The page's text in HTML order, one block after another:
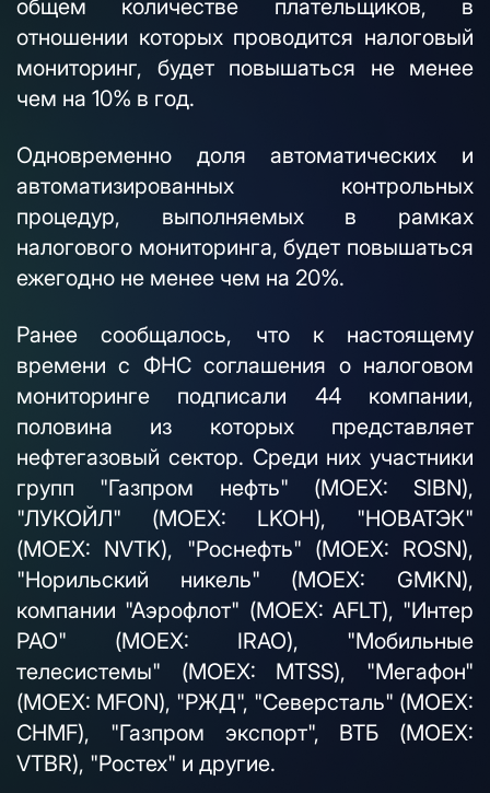
общем количестве плательщиков, в
отношении которых проводится налоговый
мониторинг, будет повышаться не менее
чем на 10% в год.
Одновременно доля автоматических и
автоматизированных контрольных
процедур, выполняемых в рамках
налогового мониторинга, будет повышаться
ежегодно не менее чем на 20%.
Ранее сообщалось, что к настоящему
времени с ФНС соглашения о налоговом
мониторинге подписали 44 компании,
половина из которых представляет
нефтегазовый сектор. Среди них участники
групп "Газпром нефть" (MOEX: SIBN),
"ЛУКОЙЛ" (MOEX: LKOH), "НОВАТЭК"
(MOEX: NVTK), "Роснефть" (MOEX: ROSN),
"Норильский никель" (MOEX: GMKN),
компании "Аэрофлот" (MOEX: AFLT), "Интер
РАО" (MOEX: IRAO), "Мобильные
телесистемы" (MOEX: MTSS), "Мегафон"
(MOEX: MFON), "РЖД", "Северсталь" (MOEX:
CHMF), "Газпром экспорт", ВТБ (MOEX:
VTBR), "Ростех" и другие.